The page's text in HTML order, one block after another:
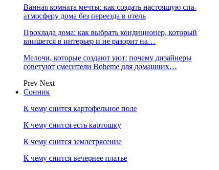
Ванная комната мечты: как создать настоящую спа-
атмосферу дома без переезда в отель
Прохлада дома: как выбрать кондиционер, который
впишется в интерьер и не разорит на…
Мелочи, которые создают уют: почему дизайнеры
советуют смесители Boheme для домашних…
Prev Next
Сонник
К чему снится картофельное поле
К чему снится есть картошку
К чему снится землетрясение
К чему снится вечернее платье